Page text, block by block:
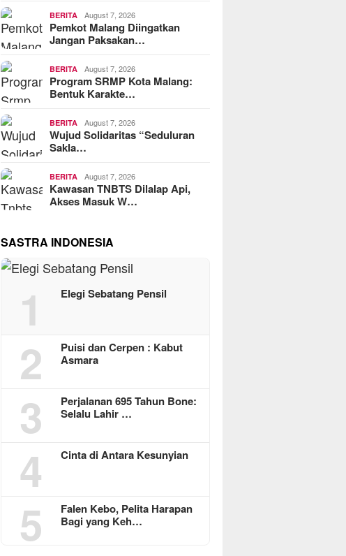
BERITA August 7, 2026
Pemkot Malang Diingatkan
Jangan Paksakan…
BERITA August 7, 2026
Program SRMP Kota Malang:
Bentuk Karakte…
BERITA August 7, 2026
Wujud Solidaritas “Seduluran
Sakla…
BERITA August 7, 2026
Kawasan TNBTS Dilalap Api,
Akses Masuk W…
SASTRA INDONESIA
1 Elegi Sebatang Pensil
2
Puisi dan Cerpen : Kabut
Asmara
3
Perjalanan 695 Tahun Bone:
Selalu Lahir …
4 Cinta di Antara Kesunyian
5
Falen Kebo, Pelita Harapan
Bagi yang Keh…